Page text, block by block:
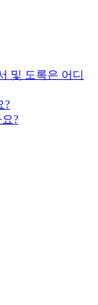
및 도록은 어디
?
?